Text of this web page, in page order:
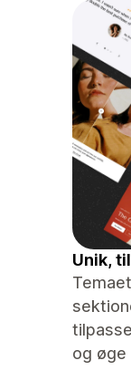
Unik,
og øge